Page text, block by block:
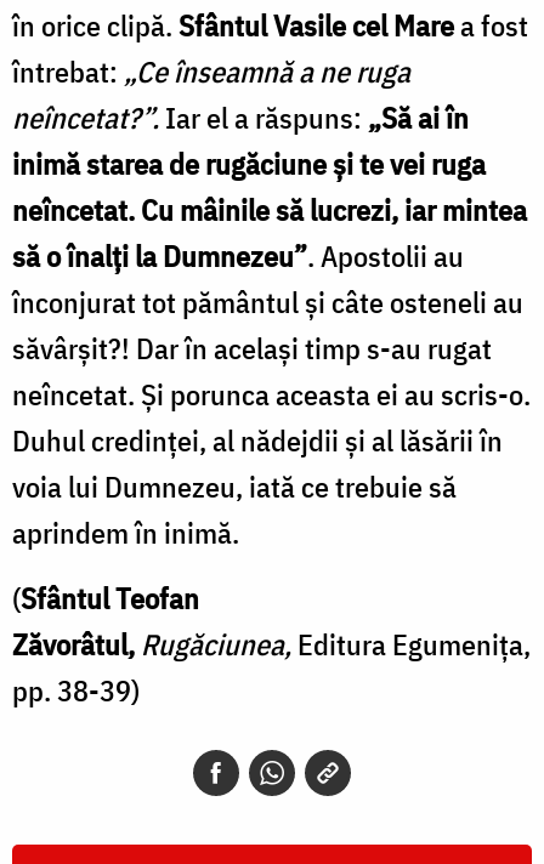
în orice clipă.Sfântul Vasile cel Marea fost
întrebat: „Ce înseamnă a ne ruga
neîncetat?”.Iar el a răspuns: „Să ai în
inimă starea de rugăciune și te vei ruga
neîncetat. Cu mâinile să lucrezi, iar mintea
să o înalți la Dumnezeu”. Apostolii au
înconjurat tot pământul și câte osteneli au
săvârșit?! Dar în același timp s-au rugat
neîncetat. Și porunca aceasta ei au scris-o.
Duhul credinței, al nădejdii și al lăsării în
voia lui Dumnezeu, iată ce trebuie să
aprindem în inimă.
(Sfântul Teofan
Zăvorâtul, Rugăciunea,Editura Egumenița,
pp. 38-39)